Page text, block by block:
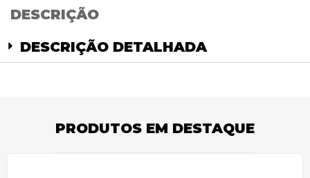
DESCRIÇÃO
DESCRIÇÃO DETALHADA
PRODUTOS EM DESTAQUE